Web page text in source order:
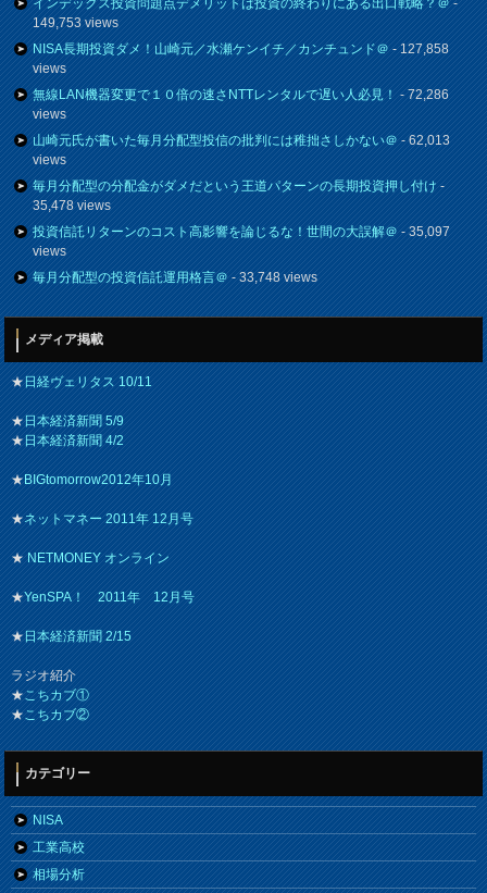
インデックス投資問題点デメリットは投資の終わりにある出口戦略？＠-
149,753 views
NISA長期投資ダメ！山崎元／水瀬ケンイチ／カンチュンド＠- 127,858
views
無線LAN機器変更で１０倍の速さNTTレンタルで遅い人必見！- 72,286
views
山崎元氏が書いた毎月分配型投信の批判には稚拙さしかない＠- 62,013
views
毎月分配型の分配金がダメだという王道パターンの長期投資押し付け-
35,478 views
投資信託リターンのコスト高影響を論じるな！世間の大誤解＠- 35,097
views
毎月分配型の投資信託運用格言＠- 33,748 views
メディア掲載
★日経ヴェリタス 10/11
★日本経済新聞 5/9
★日本経済新聞 4/2
★BIGtomorrow2012年10月
★ネットマネー 2011年 12月号
★NETMONEY オンライン
★YenSPA！ 2011年 12月号
★日本経済新聞 2/15
ラジオ紹介
★こちカブ①
★こちカブ②
カテゴリー
NISA
工業高校
相場分析